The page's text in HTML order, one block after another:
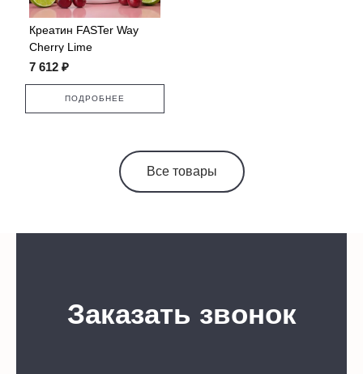
Креатин FASTer Way
Cherry Lime
7 612 ₽
ПОДРОБНЕЕ
Все товары
Заказать звонок